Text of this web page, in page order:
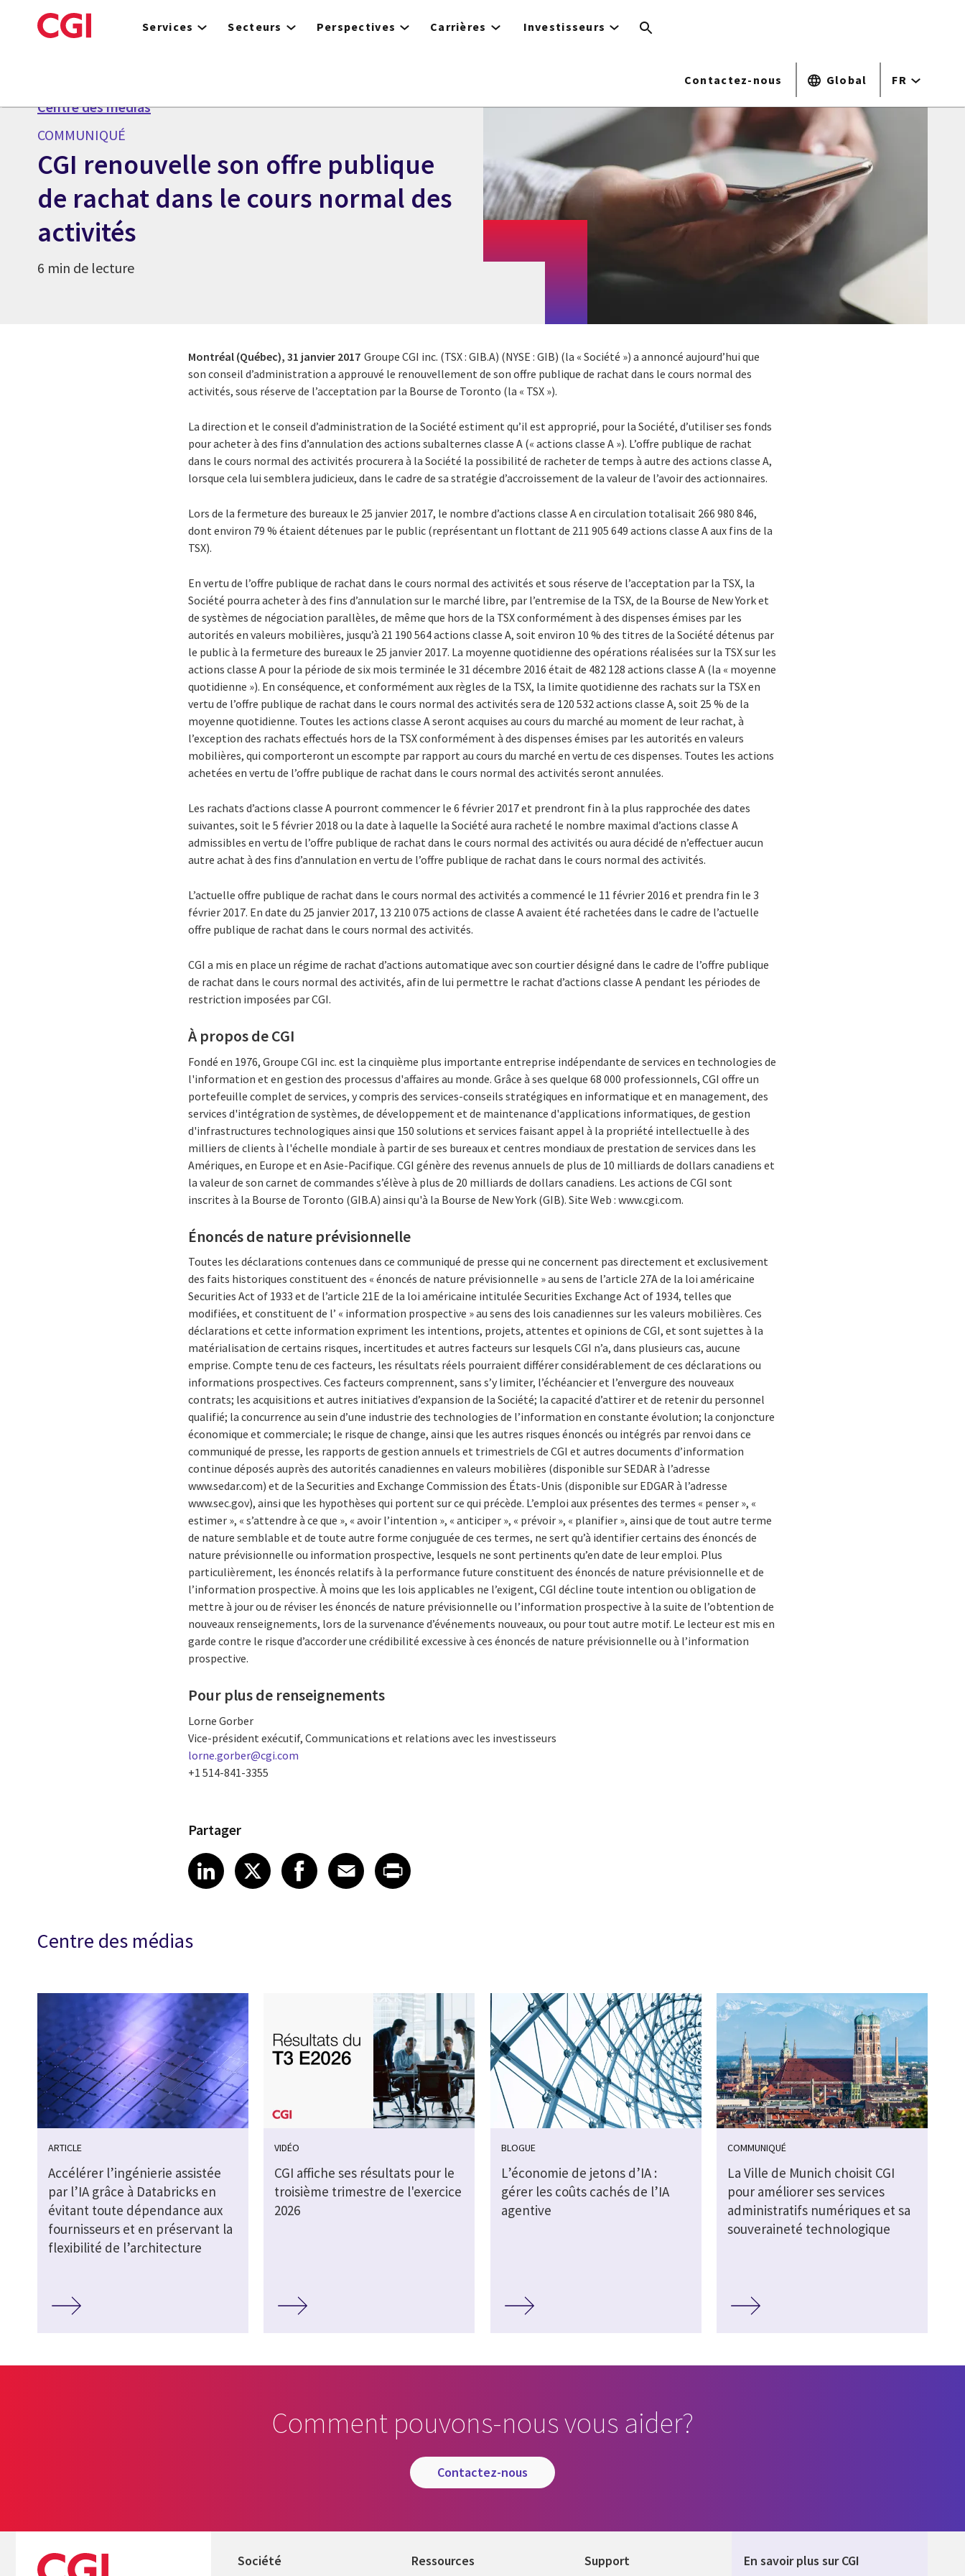
to
Services Secteurs Perspectives Carrières Investisseurs
Contactez-nous Global FR
Centre des médias
COMMUNIQUÉ
CGI renouvelle son offre publique
de rachat dans le cours normal des
activités
6 min de lecture
Montréal (Québec), 31 janvier 2017 Groupe CGI inc. (TSX : GIB.A) (NYSE : GIB) (la « Société ») a annoncé aujourd’hui que
son conseil d’administration a approuvé le renouvellement de son offre publique de rachat dans le cours normal des
activités, sous réserve de l’acceptation par la Bourse de Toronto (la « TSX »).
La direction et le conseil d’administration de la Société estiment qu’il est approprié, pour la Société, d’utiliser ses fonds
pour acheter à des fins d’annulation des actions subalternes classe A (« actions classe A »). L’offre publique de rachat
dans le cours normal des activités procurera à la Société la possibilité de racheter de temps à autre des actions classe A,
lorsque cela lui semblera judicieux, dans le cadre de sa stratégie d’accroissement de la valeur de l’avoir des actionnaires.
Lors de la fermeture des bureaux le 25 janvier 2017, le nombre d’actions classe A en circulation totalisait 266 980 846,
dont environ 79 % étaient détenues par le public (représentant un flottant de 211 905 649 actions classe A aux fins de la
TSX).
En vertu de l’offre publique de rachat dans le cours normal des activités et sous réserve de l’acceptation par la TSX, la
Société pourra acheter à des fins d’annulation sur le marché libre, par l’entremise de la TSX, de la Bourse de New York et
de systèmes de négociation parallèles, de même que hors de la TSX conformément à des dispenses émises par les
autorités en valeurs mobilières, jusqu’à 21 190 564 actions classe A, soit environ 10 % des titres de la Société détenus par
le public à la fermeture des bureaux le 25 janvier 2017. La moyenne quotidienne des opérations réalisées sur la TSX sur les
actions classe A pour la période de six mois terminée le 31 décembre 2016 était de 482 128 actions classe A (la « moyenne
quotidienne »). En conséquence, et conformément aux règles de la TSX, la limite quotidienne des rachats sur la TSX en
vertu de l’offre publique de rachat dans le cours normal des activités sera de 120 532 actions classe A, soit 25 % de la
moyenne quotidienne. Toutes les actions classe A seront acquises au cours du marché au moment de leur rachat, à
l’exception des rachats effectués hors de la TSX conformément à des dispenses émises par les autorités en valeurs
mobilières, qui comporteront un escompte par rapport au cours du marché en vertu de ces dispenses. Toutes les actions
achetées en vertu de l’offre publique de rachat dans le cours normal des activités seront annulées.
Les rachats d’actions classe A pourront commencer le 6 février 2017 et prendront fin à la plus rapprochée des dates
suivantes, soit le 5 février 2018 ou la date à laquelle la Société aura racheté le nombre maximal d’actions classe A
admissibles en vertu de l’offre publique de rachat dans le cours normal des activités ou aura décidé de n’effectuer aucun
autre achat à des fins d’annulation en vertu de l’offre publique de rachat dans le cours normal des activités.
L’actuelle offre publique de rachat dans le cours normal des activités a commencé le 11 février 2016 et prendra fin le 3
février 2017. En date du 25 janvier 2017, 13 210 075 actions de classe A avaient été rachetées dans le cadre de l’actuelle
offre publique de rachat dans le cours normal des activités.
CGI a mis en place un régime de rachat d’actions automatique avec son courtier désigné dans le cadre de l’offre publique
de rachat dans le cours normal des activités, afin de lui permettre le rachat d’actions classe A pendant les périodes de
restriction imposées par CGI.
À propos de CGI
Fondé en 1976, Groupe CGI inc. est la cinquième plus importante entreprise indépendante de services en technologies de
l'information et en gestion des processus d'affaires au monde. Grâce à ses quelque 68 000 professionnels, CGI offre un
portefeuille complet de services, y compris des services-conseils stratégiques en informatique et en management, des
services d'intégration de systèmes, de développement et de maintenance d'applications informatiques, de gestion
d'infrastructures technologiques ainsi que 150 solutions et services faisant appel à la propriété intellectuelle à des
milliers de clients à l'échelle mondiale à partir de ses bureaux et centres mondiaux de prestation de services dans les
Amériques, en Europe et en Asie-Pacifique. CGI génère des revenus annuels de plus de 10 milliards de dollars canadiens et
la valeur de son carnet de commandes s’élève à plus de 20 milliards de dollars canadiens. Les actions de CGI sont
inscrites à la Bourse de Toronto (GIB.A) ainsi qu'à la Bourse de New York (GIB). Site Web : www.cgi.com.
Énoncés de nature prévisionnelle
Toutes les déclarations contenues dans ce communiqué de presse qui ne concernent pas directement et exclusivement
des faits historiques constituent des « énoncés de nature prévisionnelle » au sens de l’article 27A de la loi américaine
Securities Act of 1933 et de l’article 21E de la loi américaine intitulée Securities Exchange Act of 1934, telles que
modifiées, et constituent de l’ « information prospective » au sens des lois canadiennes sur les valeurs mobilières. Ces
déclarations et cette information expriment les intentions, projets, attentes et opinions de CGI, et sont sujettes à la
matérialisation de certains risques, incertitudes et autres facteurs sur lesquels CGI n’a, dans plusieurs cas, aucune
emprise. Compte tenu de ces facteurs, les résultats réels pourraient différer considérablement de ces déclarations ou
informations prospectives. Ces facteurs comprennent, sans s’y limiter, l’échéancier et l’envergure des nouveaux
contrats; les acquisitions et autres initiatives d’expansion de la Société; la capacité d’attirer et de retenir du personnel
qualifié; la concurrence au sein d’une industrie des technologies de l’information en constante évolution; la conjoncture
économique et commerciale; le risque de change, ainsi que les autres risques énoncés ou intégrés par renvoi dans ce
communiqué de presse, les rapports de gestion annuels et trimestriels de CGI et autres documents d’information
continue déposés auprès des autorités canadiennes en valeurs mobilières (disponible sur SEDAR à l’adresse
www.sedar.com) et de la Securities and Exchange Commission des États-Unis (disponible sur EDGAR à l’adresse
www.sec.gov), ainsi que les hypothèses qui portent sur ce qui précède. L’emploi aux présentes des termes « penser », «
estimer », « s’attendre à ce que », « avoir l’intention », « anticiper », « prévoir », « planifier », ainsi que de tout autre terme
de nature semblable et de toute autre forme conjuguée de ces termes, ne sert qu’à identifier certains des énoncés de
nature prévisionnelle ou information prospective, lesquels ne sont pertinents qu’en date de leur emploi. Plus
particulièrement, les énoncés relatifs à la performance future constituent des énoncés de nature prévisionnelle et de
l’information prospective. À moins que les lois applicables ne l’exigent, CGI décline toute intention ou obligation de
mettre à jour ou de réviser les énoncés de nature prévisionnelle ou l’information prospective à la suite de l’obtention de
nouveaux renseignements, lors de la survenance d’événements nouveaux, ou pour tout autre motif. Le lecteur est mis en
garde contre le risque d’accorder une crédibilité excessive à ces énoncés de nature prévisionnelle ou à l’information
prospective.
Pour plus de renseignements
Lorne Gorber
Vice-président exécutif, Communications et relations avec les investisseurs
lorne.gorber@cgi.com
+1 514-841-3355
Partager
Share article on LinkedIn
LinkedIn
Share article on X
XShare article on Facebook
Facebook
Share article on Email
Email
Share article on Print
Centre des médias
ARTICLE
Accélérer l’ingénierie assistée
par l’IA grâce à Databricks en
évitant toute dépendance aux
fournisseurs et en préservant la
flexibilité de l’architecture
VIDÉO
CGI affiche ses résultats pour le
troisième trimestre de l'exercice
2026
BLOGUE
L’économie de jetons d’IA :
gérer les coûts cachés de l’IA
agentive
COMMUNIQUÉ
La Ville de Munich choisit CGI
pour améliorer ses services
administratifs numériques et sa
souveraineté technologique
Comment pouvons-nous vous aider?
contactez-nous
Société Ressources Support En savoir plus sur CGI